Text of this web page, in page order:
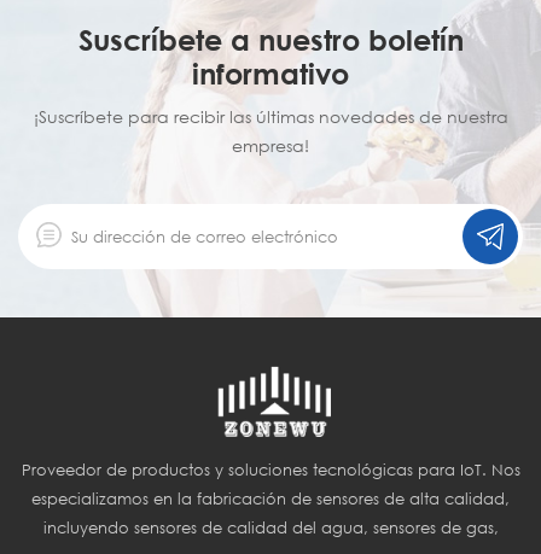
Suscríbete a nuestro boletín
informativo
¡Suscríbete para recibir las últimas novedades de nuestra
empresa!
Proveedor de productos y soluciones tecnológicas para IoT. Nos
especializamos en la fabricación de sensores de alta calidad,
incluyendo sensores de calidad del agua, sensores de gas,